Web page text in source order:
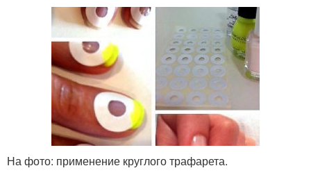
На фото: применение круглого трафарета.